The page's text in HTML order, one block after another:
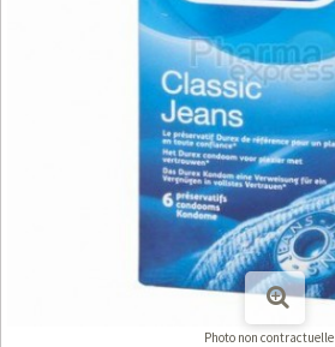
Photo non contractuelle